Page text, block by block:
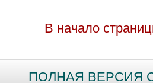
В начало
ПОЛНАЯ ВЕРСИЯ